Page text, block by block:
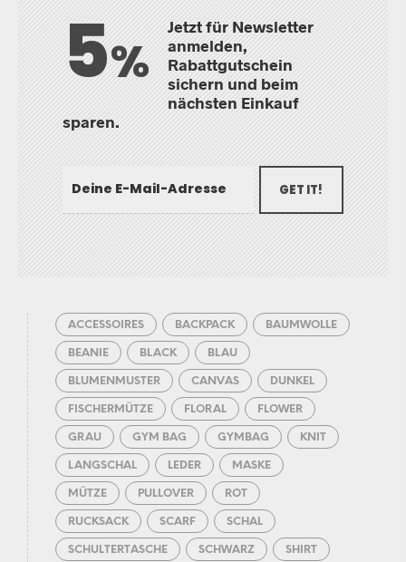
5%
Jetzt für Newsletter
anmelden,
Rabattgutschein
sichern und beim
nächsten Einkauf
sparen.
GET IT!
ACCESSOIRES BACKPACK BAUMWOLLE
BEANIE BLACK BLAU
BLUMENMUSTER CANVAS DUNKEL
FISCHERMÜTZE FLORAL FLOWER
GRAU GYM BAG GYMBAG KNIT
LANGSCHAL LEDER MASKE
MÜTZE PULLOVER ROT
RUCKSACK SCARF SCHAL
SCHULTERTASCHE SCHWARZ SHIRT